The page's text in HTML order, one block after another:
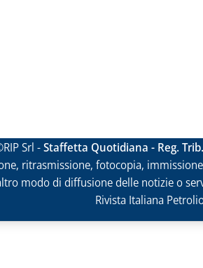
Srl -Staffetta Quotidiana - Reg.
ritrasmissione, fotocopia,
modo di diffusione delle notizie o
Rivista Italiana